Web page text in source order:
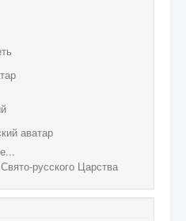
русского Царства